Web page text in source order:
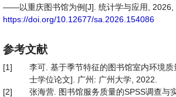
——以重庆图书馆为例[J]. 统计学与应用, 2026,
https://doi.org/10.12677/sa.2026.154086
参考文献
[1]
李可. 基于季节特征的图书馆室内环境
士学位论文]. 广州: 广州大学, 2022.
[2]
张海营. 图书馆服务质量的SPSS调查与